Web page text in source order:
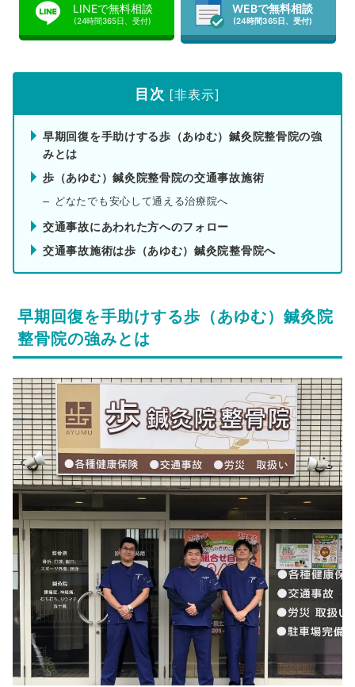
LINEで無料相談
(24時間365日、受付)
WEBで無料相談
(24時間365日、受付)
目次 [非表示]
早期回復を手助けする歩（あゆむ）鍼灸院整骨院の強
みとは
歩（あゆむ）鍼灸院整骨院の交通事故施術
どなたでも安心して通える治療院へ
交通事故にあわれた方へのフォロー
交通事故施術は歩（あゆむ）鍼灸院整骨院へ
早期回復を手助けする歩（あゆむ）鍼灸院
整骨院の強みとは